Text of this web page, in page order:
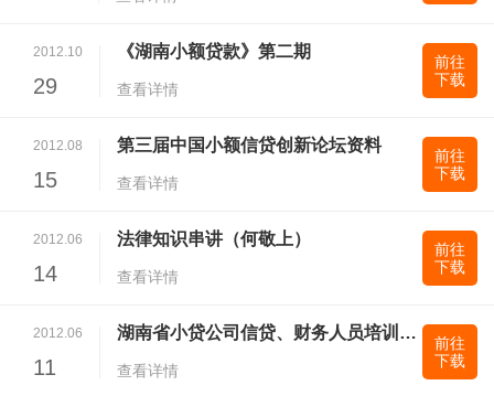
2012.10
29
《湖南小额贷款》第二期
查看详情
前往
下载
2012.08
15
第三届中国小额信贷创新论坛资料
查看详情
前往
下载
2012.06
14
法律知识串讲（何敬上）
查看详情
前往
下载
2012.06
11
湖南省小贷公司信贷、财务人员培训班课件资料
查看详情
前往
下载